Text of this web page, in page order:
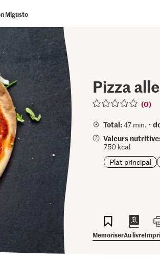
Migusto
Pizza
(0)
Total:47 min. •
Valeurs
750 kcal
Plat principal
MemoriserAu livre